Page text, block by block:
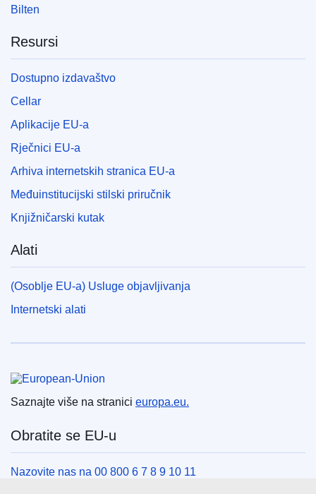
Bilten
Resursi
Dostupno izdavaštvo
Cellar
Aplikacije EU-a
Rječnici EU-a
Arhiva internetskih stranica EU-a
Međuinstitucijski stilski priručnik
Knjižničarski kutak
Alati
(Osoblje EU-a) Usluge objavljivanja
Internetski alati
Europska unija
Saznajte više na stranici europa.eu.
Obratite se EU-u
Nazovite nas na 00 800 6 7 8 9 10 11